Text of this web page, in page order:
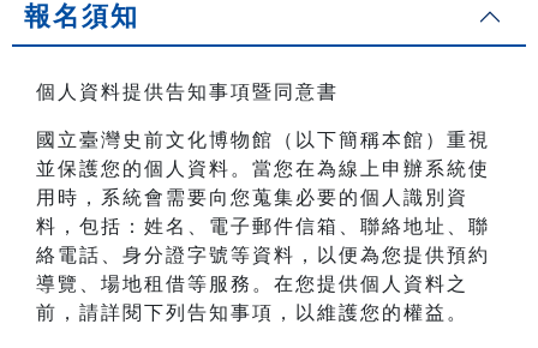
報名須知
個人資料提供告知事項暨同意書
國立臺灣史前文化博物館（以下簡稱本館）重視
並保護您的個人資料。當您在為線上申辦系統使
用時，系統會需要向您蒐集必要的個人識別資
料，包括：姓名、電子郵件信箱、聯絡地址、聯
絡電話、身分證字號等資料，以便為您提供預約
導覽、場地租借等服務。在您提供個人資料之
前，請詳閱下列告知事項，以維護您的權益。